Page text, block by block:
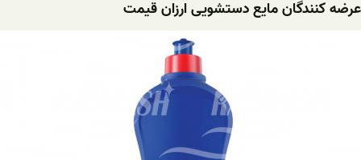
عرضه کنندگان مایع دستشویی ارزان قیمت